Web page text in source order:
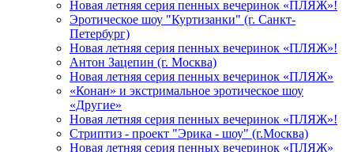
Новая летняя серия пенных вечеринок «ПЛЯЖ»!
Эротическое шоу "Куртизанки" (г. Санкт-
Петербург)
Новая летняя серия пенных вечеринок «ПЛЯЖ»!
Антон Зацепин (г. Москва)
Новая летняя серия пенных вечеринок «ПЛЯЖ»
«Конан» и экстримальное эротическое шоу
«Другие»
Новая летняя серия пенных вечеринок «ПЛЯЖ»!
Стриптиз - проект "Эрика - шоу" (г.Москва)
Новая летняя серия пенных вечеринок «ПЛЯЖ»